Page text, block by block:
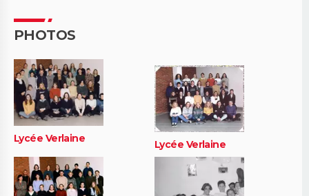
PHOTOS
Lycée Verlaine Lycée Verlaine